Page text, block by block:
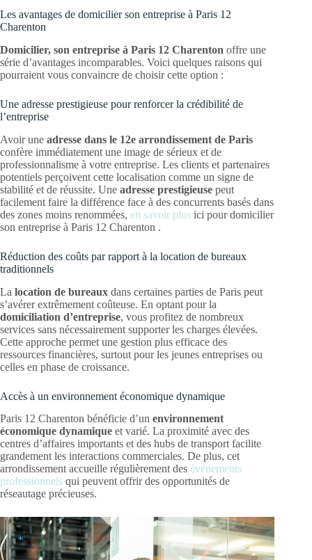
Les avantages de domicilier son entreprise à Paris 12
Charenton
Domicilier, son entreprise à Paris 12 Charenton offre une
série d’avantages incomparables. Voici quelques raisons qui
pourraient vous convaincre de choisir cette option :
Une adresse prestigieuse pour renforcer la crédibilité de
l’entreprise
Avoir une adresse dans le 12e arrondissement de Paris
confère immédiatement une image de sérieux et de
professionnalisme à votre entreprise. Les clients et partenaires
potentiels perçoivent cette localisation comme un signe de
stabilité et de réussite. Une adresse prestigieuse peut
facilement faire la différence face à des concurrents basés dans
des zones moins renommées, en savoir plus ici pour domicilier
son entreprise à Paris 12 Charenton .
Réduction des coûts par rapport à la location de bureaux
traditionnels
La location de bureaux dans certaines parties de Paris peut
s’avérer extrêmement coûteuse. En optant pour la
domiciliation d’entreprise, vous profitez de nombreux
services sans nécessairement supporter les charges élevées.
Cette approche permet une gestion plus efficace des
ressources financières, surtout pour les jeunes entreprises ou
celles en phase de croissance.
Accès à un environnement économique dynamique
Paris 12 Charenton bénéficie d’un environnement
économique dynamique et varié. La proximité avec des
centres d’affaires importants et des hubs de transport facilite
grandement les interactions commerciales. De plus, cet
arrondissement accueille régulièrement des événements
professionnels qui peuvent offrir des opportunités de
réseautage précieuses.